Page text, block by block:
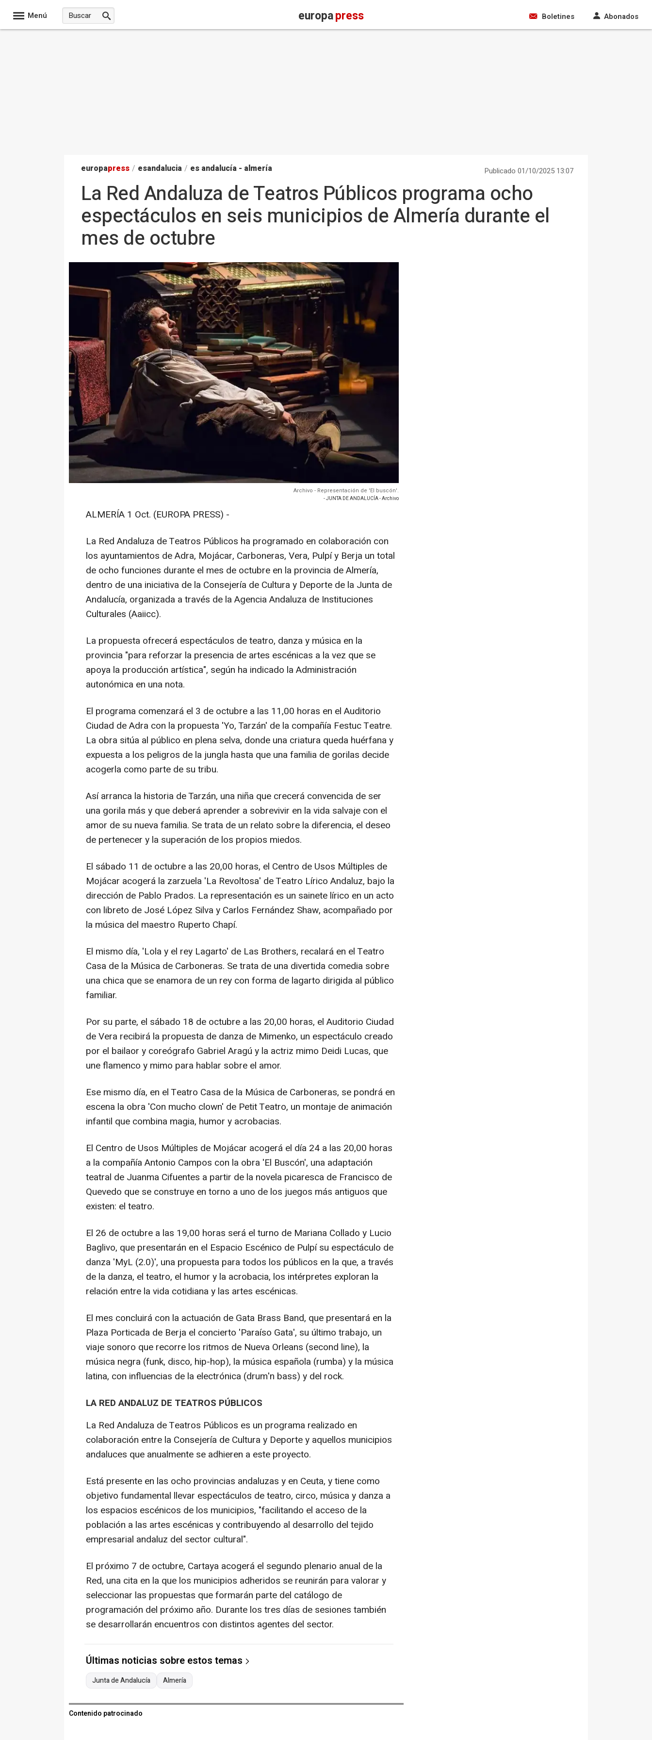
Menú europapress Boletines Abonados
europapress / esandalucia / es andalucía - almería Publicado 01/10/2025 13:07
La Red Andaluza de Teatros Públicos programa ocho
espectáculos en seis municipios de Almería durante el
mes de octubre
Archivo - Representación de 'El buscón'.
- JUNTA DE ANDALUCÍA - Archivo
ALMERÍA 1 Oct. (EUROPA PRESS) -
La Red Andaluza de Teatros Públicos ha programado en colaboración con
los ayuntamientos de Adra, Mojácar, Carboneras, Vera, Pulpí y Berja un total
de ocho funciones durante el mes de octubre en la provincia de Almería,
dentro de una iniciativa de la Consejería de Cultura y Deporte de la Junta de
Andalucía, organizada a través de la Agencia Andaluza de Instituciones
Culturales (Aaiicc).
La propuesta ofrecerá espectáculos de teatro, danza y música en la
provincia "para reforzar la presencia de artes escénicas a la vez que se
apoya la producción artística", según ha indicado la Administración
autonómica en una nota.
El programa comenzará el 3 de octubre a las 11,00 horas en el Auditorio
Ciudad de Adra con la propuesta 'Yo, Tarzán' de la compañía Festuc Teatre.
La obra sitúa al público en plena selva, donde una criatura queda huérfana y
expuesta a los peligros de la jungla hasta que una familia de gorilas decide
acogerla como parte de su tribu.
Así arranca la historia de Tarzán, una niña que crecerá convencida de ser
una gorila más y que deberá aprender a sobrevivir en la vida salvaje con el
amor de su nueva familia. Se trata de un relato sobre la diferencia, el deseo
de pertenecer y la superación de los propios miedos.
El sábado 11 de octubre a las 20,00 horas, el Centro de Usos Múltiples de
Mojácar acogerá la zarzuela 'La Revoltosa' de Teatro Lírico Andaluz, bajo la
dirección de Pablo Prados. La representación es un sainete lírico en un acto
con libreto de José López Silva y Carlos Fernández Shaw, acompañado por
la música del maestro Ruperto Chapí.
El mismo día, 'Lola y el rey Lagarto' de Las Brothers, recalará en el Teatro
Casa de la Música de Carboneras. Se trata de una divertida comedia sobre
una chica que se enamora de un rey con forma de lagarto dirigida al público
familiar.
Por su parte, el sábado 18 de octubre a las 20,00 horas, el Auditorio Ciudad
de Vera recibirá la propuesta de danza de Mimenko, un espectáculo creado
por el bailaor y coreógrafo Gabriel Aragú y la actriz mimo Deidi Lucas, que
une flamenco y mimo para hablar sobre el amor.
Ese mismo día, en el Teatro Casa de la Música de Carboneras, se pondrá en
escena la obra 'Con mucho clown' de Petit Teatro, un montaje de animación
infantil que combina magia, humor y acrobacias.
El Centro de Usos Múltiples de Mojácar acogerá el día 24 a las 20,00 horas
a la compañía Antonio Campos con la obra 'El Buscón', una adaptación
teatral de Juanma Cifuentes a partir de la novela picaresca de Francisco de
Quevedo que se construye en torno a uno de los juegos más antiguos que
existen: el teatro.
El 26 de octubre a las 19,00 horas será el turno de Mariana Collado y Lucio
Baglivo, que presentarán en el Espacio Escénico de Pulpí su espectáculo de
danza 'MyL (2.0)', una propuesta para todos los públicos en la que, a través
de la danza, el teatro, el humor y la acrobacia, los intérpretes exploran la
relación entre la vida cotidiana y las artes escénicas.
El mes concluirá con la actuación de Gata Brass Band, que presentará en la
Plaza Porticada de Berja el concierto 'Paraíso Gata', su último trabajo, un
viaje sonoro que recorre los ritmos de Nueva Orleans (second line), la
música negra (funk, disco, hip-hop), la música española (rumba) y la música
latina, con influencias de la electrónica (drum'n bass) y del rock.
LA RED ANDALUZ DE TEATROS PÚBLICOS
La Red Andaluza de Teatros Públicos es un programa realizado en
colaboración entre la Consejería de Cultura y Deporte y aquellos municipios
andaluces que anualmente se adhieren a este proyecto.
Está presente en las ocho provincias andaluzas y en Ceuta, y tiene como
objetivo fundamental llevar espectáculos de teatro, circo, música y danza a
los espacios escénicos de los municipios, "facilitando el acceso de la
población a las artes escénicas y contribuyendo al desarrollo del tejido
empresarial andaluz del sector cultural".
El próximo 7 de octubre, Cartaya acogerá el segundo plenario anual de la
Red, una cita en la que los municipios adheridos se reunirán para valorar y
seleccionar las propuestas que formarán parte del catálogo de
programación del próximo año. Durante los tres días de sesiones también
se desarrollarán encuentros con distintos agentes del sector.
Últimas noticias sobre estos temas
Junta de Andalucía Almería
Contenido patrocinado